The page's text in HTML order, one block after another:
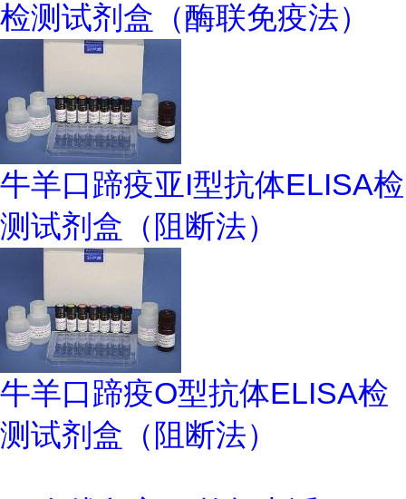
检测试剂盒（酶联免疫法）
牛羊口蹄疫亚I型抗体ELISA检
测试剂盒（阻断法）
牛羊口蹄疫O型抗体ELISA检
测试剂盒（阻断法）